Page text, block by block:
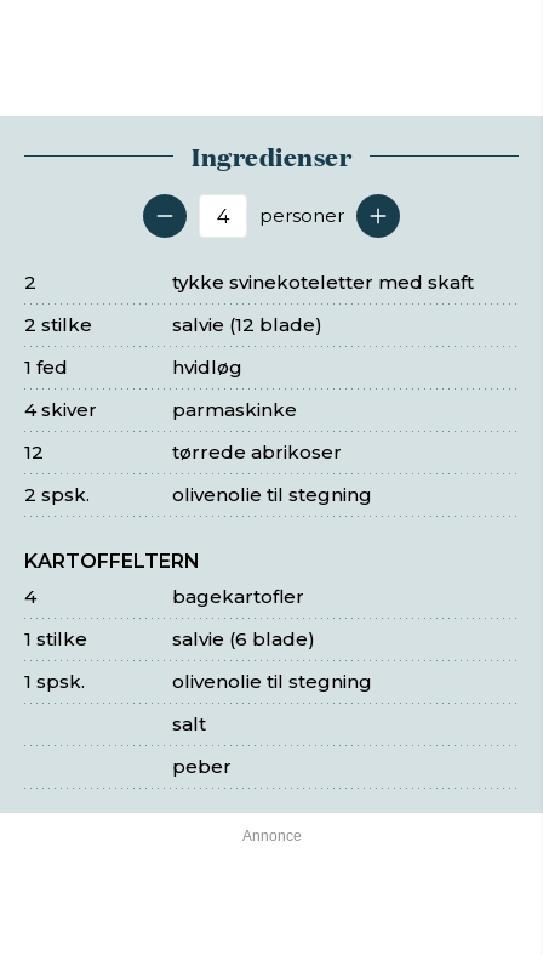
Ingredienser
Antal serveringer
personer
tykke svinekoteletter med skaft
2
salvie (12 blade)
2 stilke
hvidløg
1 fed
parmaskinke
4 skiver
tørrede abrikoser
12
olivenolie til stegning
2 spsk.
KARTOFFELTERN
bagekartofler
4
salvie (6 blade)
1 stilke
olivenolie til stegning
1 spsk.
salt
peber